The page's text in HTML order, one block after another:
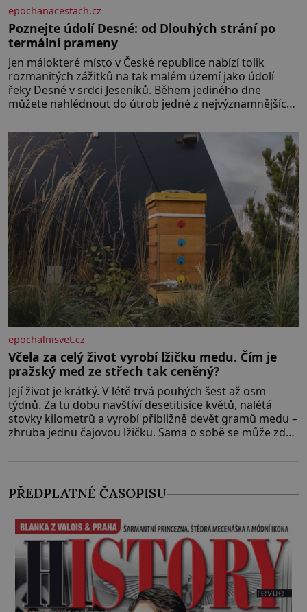
epochanacestach.cz
Poznejte údolí Desné: od Dlouhých strání po
termální prameny
Jen málokteré místo v České republice nabízí tolik
rozmanitých zážitků na tak malém území jako údolí
řeky Desné v srdci Jeseníků. Během jediného dne
můžete nahlédnout do útrob jedné z nejvýznamnějších
hřebeny, projet se na koloběžce a den zakončit
poznáváním památek ve Velkých Losinách nebo v
termálním
epochalnisvet.cz
Včela za celý život vyrobí lžičku medu. Čím je
pražský med ze střech tak ceněný?
Její život je krátký. V létě trvá pouhých šest až osm
týdnů. Za tu dobu navštíví desetitisíce květů, nalétá
stovky kilometrů a vyrobí přibližně devět gramů medu –
zhruba jednu čajovou lžičku. Sama o sobě se může zdát
PŘEDPLATNÉ ČASOPISU